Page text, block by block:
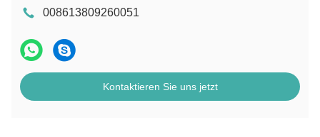
008613809260051
Kontaktieren Sie uns jetzt